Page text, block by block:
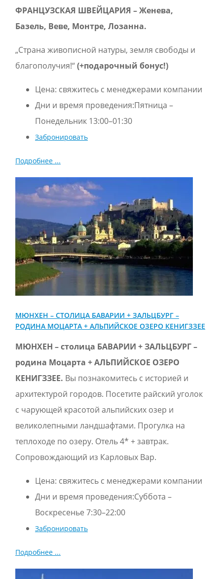
ФРАНЦУЗСКАЯ ШВЕЙЦАРИЯ – Женева,
Базель, Bеве, Монтре, Лозанна.
„Страна живописной натуры, земля свободы и
благополучия!“(+подарочный бонус!)
Цена: свяжитесь с менеджерами компании
Дни и время проведения:Пятница –
Понедельник 13:00–01:30
Забронировать
Подробнее ...
МЮНХЕН – СТОЛИЦА БАВАРИИ + ЗАЛЬЦБУРГ –
РОДИНА МОЦАРТА + АЛЬПИЙСКОЕ ОЗЕРО КЕНИГЗЗЕЕ
МЮНХЕН – столица БАВАРИИ + ЗАЛЬЦБУРГ –
родина Моцарта + АЛЬПИЙСКОЕ ОЗЕРО
КЕНИГЗЗЕЕ. Вы познакомитесь с историей и
архитектурой городов. Посетите райский уголок
с чарующей красотой альпийских озер и
великолепными ландшафтами. Прогулка на
теплоходе по озеру. Отель 4* + завтрак.
Сопровождающий из Карловых Вар.
Цена: свяжитесь с менеджерами компании
Дни и время проведения:Суббота –
Воскресенье 7:30–22:00
Забронировать
Подробнее ...